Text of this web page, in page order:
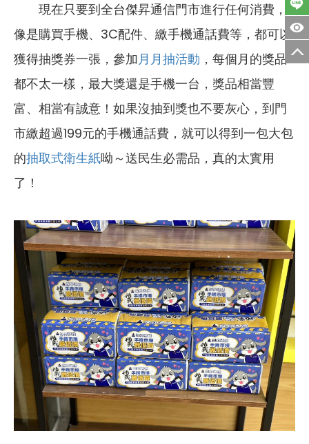
現在只要到全台傑昇通信門市進行任何消費，
像是購買手機、3C配件、繳手機通話費等，都可以
獲得抽獎券一張，參加月月抽活動 ，每個月的獎品
都不太一樣，最大獎還是手機一台，獎品相當豐
富、相當有誠意！如果沒抽到獎也不要灰心，到門
市繳超過199元的手機通話費，就可以得到一包大包
的抽取式衛生紙呦～送民生必需品，真的太實用
了！